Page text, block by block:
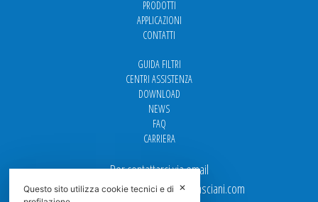
PRODOTTI
APPLICAZIONI
CONTATTI
GUIDA FILTRI
CENTRI ASSISTENZA
DOWNLOAD
NEWS
FAQ
CARRIERA
Per contattarci via email
Ufficio Vendite: italy.sales@spasciani.com
✕
Questo sito utilizza cookie tecnici e di